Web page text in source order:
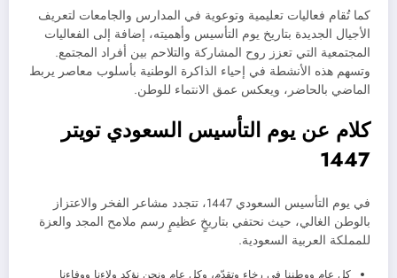
كما تُقام فعاليات تعليمية وتوعوية في المدارس والجامعات لتعريف
الأجيال الجديدة بتاريخ يوم التأسيس وأهميته، إضافة إلى الفعاليات
المجتمعية التي تعزز روح المشاركة والتلاحم بين أفراد المجتمع.
وتسهم هذه الأنشطة في إحياء الذاكرة الوطنية بأسلوب معاصر يربط
الماضي بالحاضر، ويعكس عمق الانتماء للوطن.
كلام عن يوم التأسيس السعودي تويتر
1447
في يوم التأسيس السعودي 1447، تتجدد مشاعر الفخر والاعتزاز
بالوطن الغالي، حيث نحتفي بتاريخٍ عظيمٍ رسم ملامح المجد والعزة
للمملكة العربية السعودية.